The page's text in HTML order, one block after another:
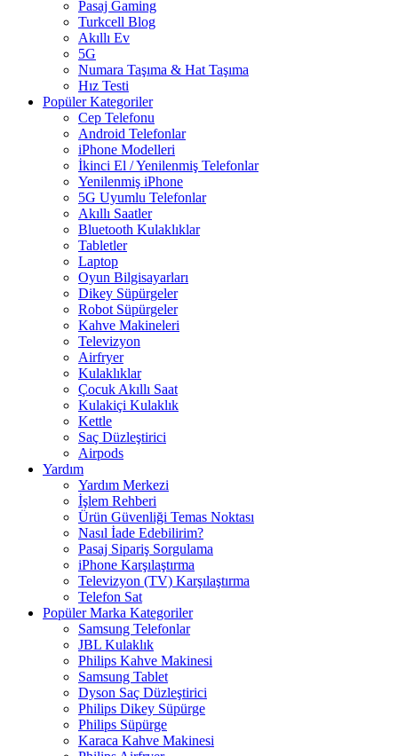
Pasaj Gaming
Turkcell Blog
Akıllı Ev
5G
Numara Taşıma & Hat Taşıma
Hız Testi
Popüler Kategoriler
Cep Telefonu
Android Telefonlar
iPhone Modelleri
İkinci El / Yenilenmiş Telefonlar
Yenilenmiş iPhone
5G Uyumlu Telefonlar
Akıllı Saatler
Bluetooth Kulaklıklar
Tabletler
Laptop
Oyun Bilgisayarları
Dikey Süpürgeler
Robot Süpürgeler
Kahve Makineleri
Televizyon
Airfryer
Kulaklıklar
Çocuk Akıllı Saat
Kulakiçi Kulaklık
Kettle
Saç Düzleştirici
Airpods
Yardım
Yardım Merkezi
İşlem Rehberi
Ürün Güvenliği Temas Noktası
Nasıl İade Edebilirim?
Pasaj Sipariş Sorgulama
iPhone Karşılaştırma
Televizyon (TV) Karşılaştırma
Telefon Sat
Popüler Marka Kategoriler
Samsung Telefonlar
JBL Kulaklık
Philips Kahve Makinesi
Samsung Tablet
Dyson Saç Düzleştirici
Philips Dikey Süpürge
Philips Süpürge
Karaca Kahve Makinesi